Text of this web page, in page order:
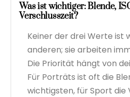
Was ist wichtiger: Blende,
Verschlusszeit?
Keiner der drei Werte ist
anderen; sie arbeiten
Die Priorität hängt von
Für Porträts ist oft die
wichtigsten, für Sport die